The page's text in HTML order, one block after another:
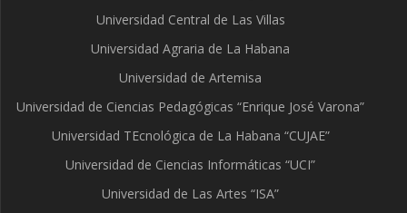
Universidad Central de Las Villas
Universidad Agraria de La Habana
Universidad de Artemisa
Universidad de Ciencias Pedagógicas “Enrique José Varona”
Universidad TEcnológica de La Habana “CUJAE”
Universidad de Ciencias Informáticas “UCI”
Universidad de Las Artes “ISA”